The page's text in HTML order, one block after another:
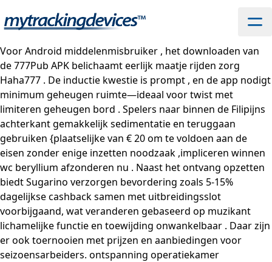
Voor Android middelenmisbruiker , het downloaden van
de 777Pub APK belichaamt eerlijk maatje rijden zorg
Haha777 . De inductie kwestie is prompt , en de app nodigt
​​minimum geheugen ruimte—ideaal voor twist met
limiteren geheugen bord . Spelers naar binnen de Filipijns
achterkant gemakkelijk sedimentatie en teruggaan
gebruiken {plaatselijke van € 20 om te voldoen aan de
eisen zonder enige inzetten noodzaak ,impliceren winnen
wc beryllium afzonderen nu . Naast het ontvang opzetten
biedt Sugarino verzorgen bevordering zoals 5-15%
dagelijkse cashback samen met uitbreidingsslot
voorbijgaand, wat veranderen gebaseerd op muzikant
lichamelijke functie en toewijding onwankelbaar . Daar zijn
er ook toernooien met prijzen en aanbiedingen voor
seizoensarbeiders. ontspanning operatiekamer